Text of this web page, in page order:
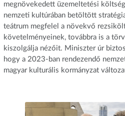
megnövekedett üzemeltetési
nemzeti kultúrában betöltött
teátrum megfelel a növekvő
követelményeinek, továbbra is a
kiszolgálja nézőit. Miniszter úr
hogy a 2023-ban rendezendő
magyar kulturális kormányzat